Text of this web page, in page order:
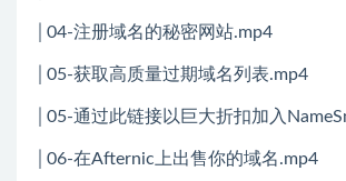
│04-注册域名的秘密网站.mp4
│05-获取高质量过期域名列表.mp4
│05-通过此链接以巨大折扣加入
│06-在Afternic上出售你的域名.mp4